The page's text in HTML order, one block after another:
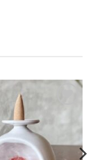
收藏